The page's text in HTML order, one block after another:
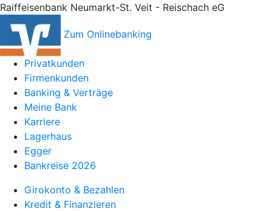
Raiffeisenbank Neumarkt-St. Veit - Reischach eG
Zum Onlinebanking
Privatkunden
Firmenkunden
Banking & Verträge
Meine Bank
Karriere
Lagerhaus
Egger
Bankreise 2026
Girokonto & Bezahlen
Kredit & Finanzieren